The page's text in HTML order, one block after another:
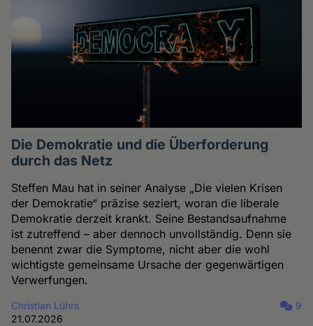
Die Demokratie und die Überforderung
durch das Netz
Steffen Mau hat in seiner Analyse „Die vielen Krisen
der Demokratie“ präzise seziert, woran die liberale
Demokratie derzeit krankt. Seine Bestandsaufnahme
ist zutreffend – aber dennoch unvollständig. Denn sie
benennt zwar die Symptome, nicht aber die wohl
wichtigste gemeinsame Ursache der gegenwärtigen
Verwerfungen.
Christian Lührs
21.07.2026
9